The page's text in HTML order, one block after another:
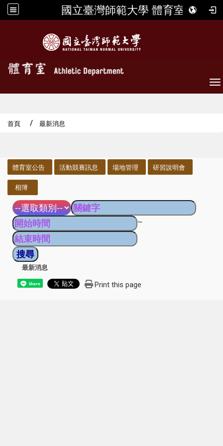
國立臺灣師範大學 體育室
首頁 最新消息
體育室公告 活動競賽訊息 場地管理 研習說明會
相簿
~
最新消息
Share Print this page